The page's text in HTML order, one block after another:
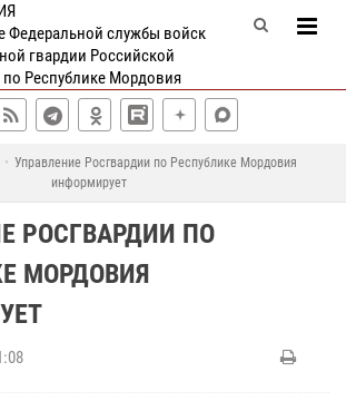
Федеральной службы войск
гвардии Российской
Республике Мордовия
Управление Росгвардии по Республике Мордовия
информирует
РОСГВАРДИИ ПО
МОРДОВИЯ